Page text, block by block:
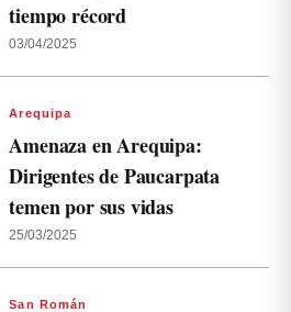
tiempo récord
03/04/2025
Arequipa
Amenaza en Arequipa:
Dirigentes de Paucarpata
temen por sus vidas
25/03/2025
San Román